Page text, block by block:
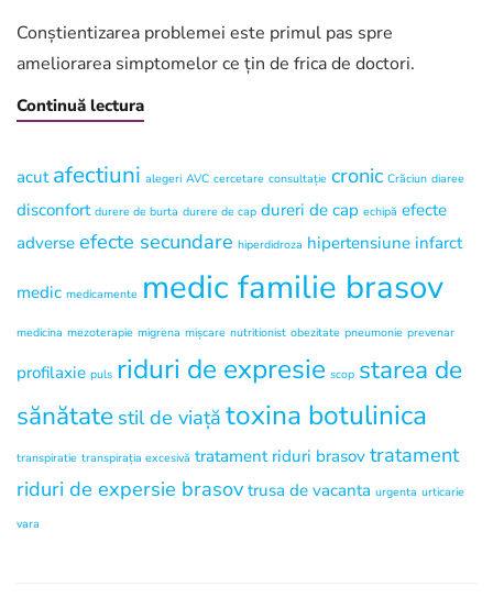
doctori
Conştientizarea problemei este primul pas spre
ameliorarea simptomelor ce țin de frica de doctori.
Continuă lectura
acut afectiuni alegeri AVC cercetare consultație cronic Crăciun diaree
disconfort durere de burta durere de cap dureri de cap echipă efecte
adverse efecte secundare hiperdidroza hipertensiune infarct
medic medicamente medic familie brasov
medicina mezoterapie migrena mișcare nutritionist obezitate pneumonie prevenar
profilaxie puls riduri de expresie scop starea de
sănătate stil de viață toxina botulinica
transpiratie transpirația excesivă tratament riduri brasov tratament
riduri de expersie brasov trusa de vacanta urgenta urticarie
vara